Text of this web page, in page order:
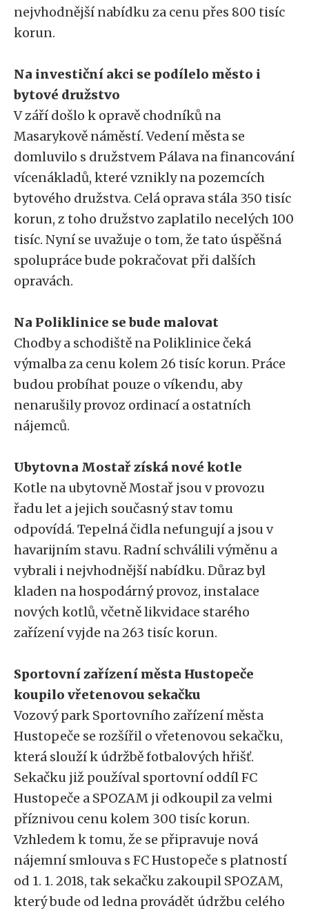
nejvhodnější nabídku za cenu přes 800 tisíc
korun.
Na investiční akci se podílelo město i
bytové družstvo
V září došlo k opravě chodníků na
Masarykově náměstí. Vedení města se
domluvilo s družstvem Pálava na financování
vícenákladů, které vznikly na pozemcích
bytového družstva. Celá oprava stála 350 tisíc
korun, z toho družstvo zaplatilo necelých 100
tisíc. Nyní se uvažuje o tom, že tato úspěšná
spolupráce bude pokračovat při dalších
opravách.
Na Poliklinice se bude malovat
Chodby a schodiště na Poliklinice čeká
výmalba za cenu kolem 26 tisíc korun. Práce
budou probíhat pouze o víkendu, aby
nenarušily provoz ordinací a ostatních
nájemců.
Ubytovna Mostař získá nové kotle
Kotle na ubytovně Mostař jsou v provozu
řadu let a jejich současný stav tomu
odpovídá. Tepelná čidla nefungují a jsou v
havarijním stavu. Radní schválili výměnu a
vybrali i nejvhodnější nabídku. Důraz byl
kladen na hospodárný provoz, instalace
nových kotlů, včetně likvidace starého
zařízení vyjde na 263 tisíc korun.
Sportovní zařízení města Hustopeče
koupilo vřetenovou sekačku
Vozový park Sportovního zařízení města
Hustopeče se rozšířil o vřetenovou sekačku,
která slouží k údržbě fotbalových hřišť.
Sekačku již používal sportovní oddíl FC
Hustopeče a SPOZAM ji odkoupil za velmi
příznivou cenu kolem 300 tisíc korun.
Vzhledem k tomu, že se připravuje nová
nájemní smlouva s FC Hustopeče s platností
od 1. 1. 2018, tak sekačku zakoupil SPOZAM,
který bude od ledna provádět údržbu celého